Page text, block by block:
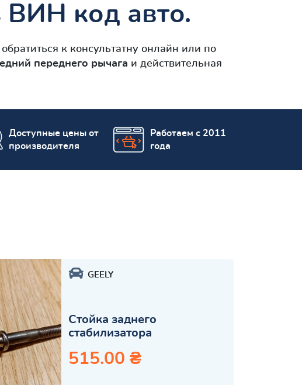
ВИН код авто.
к консультатну онлайн или по
переднего рычага и действительная
Доступные цены от
производителя
Работаем с 2011
года
GEELY
Стойка заднего
стабилизатора
515.00 ₴